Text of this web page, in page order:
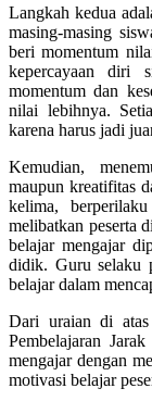
Langkah kedua
masing-masing
beri momentum
kepercayaan diri
momentum dan
nilai lebihnya.
karena harus jadi
Kemudian,
maupun kreatifitas
kelima,
melibatkan peserta
belajar mengajar
didik. Guru selaku
belajar dalam
Dari uraian di atas
Pembelajaran
mengajar dengan
motivasi belajar